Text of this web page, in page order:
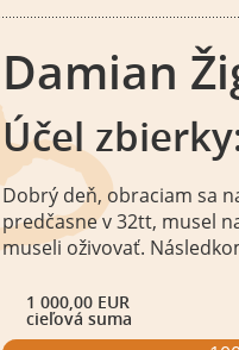
Damian
Účel
Dobrý deň, obraciam sa
predčasne v 32tt, musel
museli oživovať.
1 000,00 EUR
cieľová suma